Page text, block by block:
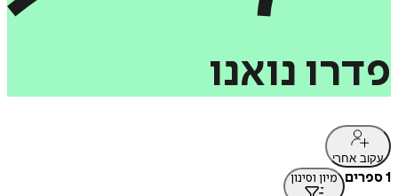
פדרו נואנו
עקוב אחרי
1 ספרים מיון וסינון